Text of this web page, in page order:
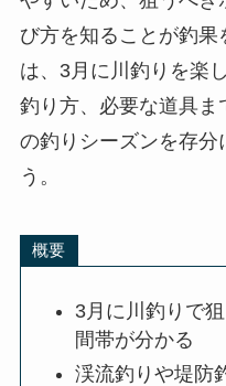
び方を知ることが釣
は、3月に川釣りを楽
釣り方、必要な道具
の釣りシーズンを存分
う。
概要
3月に川釣りで
間帯が分かる
渓流釣りや堤防